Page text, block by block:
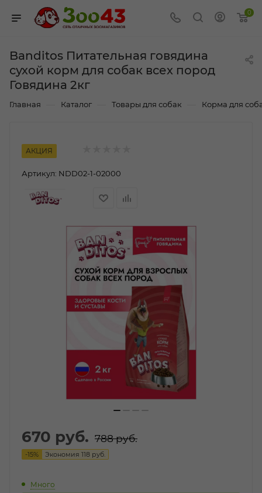
0
Banditos Питательная говядина
сухой корм для собак всех пород
Говядина 2кг
Главная Каталог Товары для собак Корма для
АКЦИЯ
Артикул: NDD02-1-02000
670 руб. 788руб.
-15% Экономия 118 руб.
Много